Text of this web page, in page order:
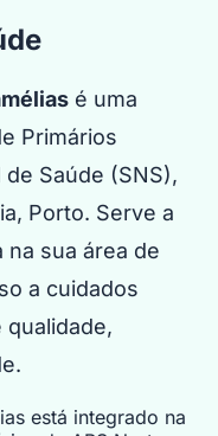
é uma
Primários
Saúde (SNS),
Porto. Serve a
sua área de
a cuidados
está integrado na